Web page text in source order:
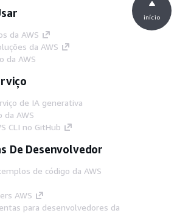
da AWS
da AWS
da AWS
de IA generativa
da AWS
CLI no GitHub
De Desenvolvedor
de código da AWS
AWS
para desenvolvedores da
início